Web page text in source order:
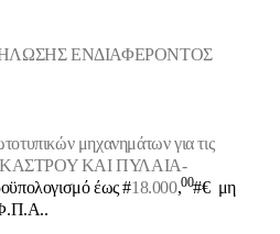
ΕΝΔΙΑΦΕΡΟΝΤΟΣ
μηχανημάτων για τις
ΚΑΙ ΠΥΛΑΙΑ-
έως #18.000,00#€ μη
Φ.Π.Α..